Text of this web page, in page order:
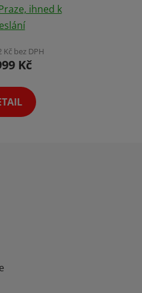
hodnocení
produktu
je
4,2
5
hvězdiček.
ihned k
Kč bez DPH
Kč